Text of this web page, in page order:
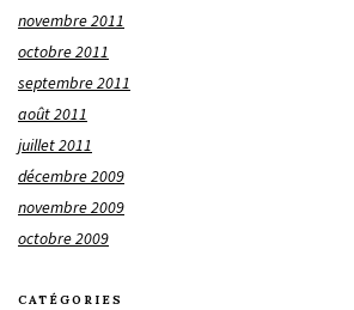
novembre 2011
octobre 2011
septembre 2011
août 2011
juillet 2011
décembre 2009
novembre 2009
octobre 2009
CATÉGORIES